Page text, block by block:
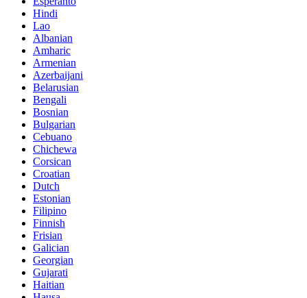
Hindi
Lao
Albanian
Amharic
Armenian
Azerbaijani
Belarusian
Bengali
Bosnian
Bulgarian
Cebuano
Chichewa
Corsican
Croatian
Dutch
Estonian
Filipino
Finnish
Frisian
Galician
Georgian
Gujarati
Haitian